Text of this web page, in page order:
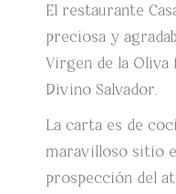
El restaurante
preciosa y
Virgen de la Oliva
Divino Salvador.
La carta es de
maravilloso sitio
prospección del